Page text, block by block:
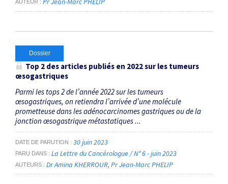
AUTEUR
Dossier
Top 2 des articles publiés en 2022 sur les tumeurs
œsogastriques
Parmi les tops 2 de l’année 2022 sur les tumeurs
œsogastriques, on retiendra l’arrivée d’une molécule
prometteuse dans les adénocarcinomes gastriques ou de la
jonction œsogastrique métastatiques ...
DATE DE PARUTION 30 juin 2023
PARU DANS La Lettre du Cancérologue / N° 6 - juin 2023
AUTEURS Dr Amina KHERROUR Pr Jean-Marc PHELIP